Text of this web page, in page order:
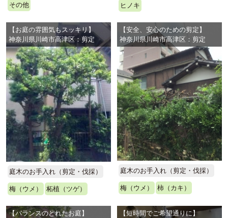
その他 ヒノキ
【お庭の雰囲気もスッキリ】
神奈川県川崎市高津区：剪定
庭木のお手入れ（剪定・伐採）
梅（ウメ） 柘植（ツゲ）
【安全、安心のための剪定】
神奈川県川崎市高津区：剪定
庭木のお手入れ（剪定・伐採）
梅（ウメ） 柿（カキ）
【バランスのとれたお庭】
【短時間でご希望通りに】